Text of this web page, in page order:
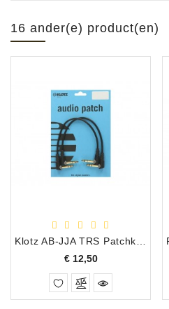
16 ander(e) product(en)
€ 12,50Prijs